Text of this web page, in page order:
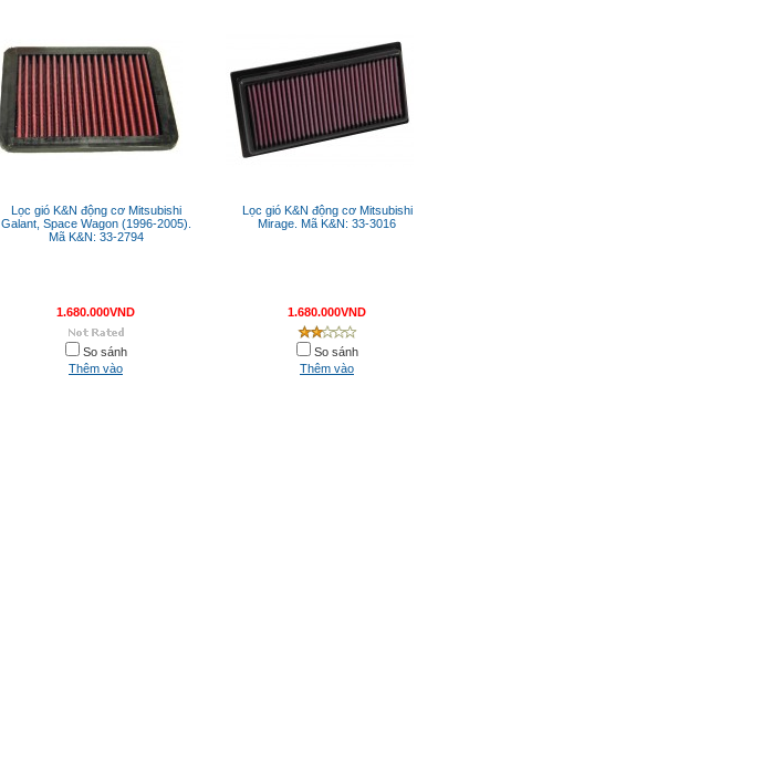
Lọc gió K&N động cơ Mitsubishi
Galant, Space Wagon (1996-2005).
Mã K&N: 33-2794
1.680.000VND
So sánh
Thêm vào
Lọc gió K&N động cơ Mitsubishi
Mirage. Mã K&N: 33-3016
1.680.000VND
So sánh
Thêm vào